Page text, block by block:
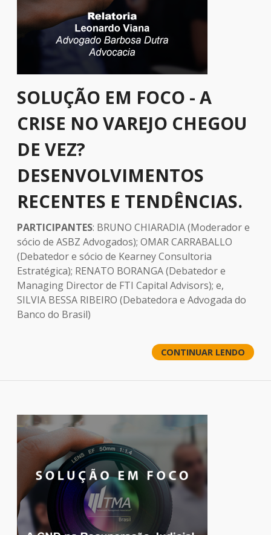
SOLUÇÃO EM FOCO - A
CRISE NO VAREJO CHEGOU
DE VEZ?
DESENVOLVIMENTOS
RECENTES E TENDÊNCIAS.
PARTICIPANTES: BRUNO CHIARADIA (Moderador e
sócio de ASBZ Advogados); OMAR CARRABALLO
(Debatedor e sócio de Kearney Consultoria
Estratégica); RENATO BORANGA (Debatedor e
Managing Director de FTI Capital Advisors); e,
SILVIA BESSA RIBEIRO (Debatedora e Advogada do
Banco do Brasil)
CONTINUAR LENDO